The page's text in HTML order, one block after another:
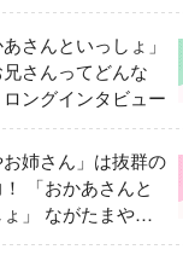
あさんといっしょ」
さんってどんな
ングインタビュー
お姉さん」は抜群の
「おかあさんと
」 ながたまやさ
んな人？